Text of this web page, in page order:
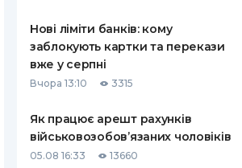
КОНТАКТИ
Нові ліміти банків: кому
заблокують картки та перекази
вже у серпні
Вчора 13:10 3315
Як працює арешт рахунків
військовозобов’язаних чоловіків
05.08 16:33 13660